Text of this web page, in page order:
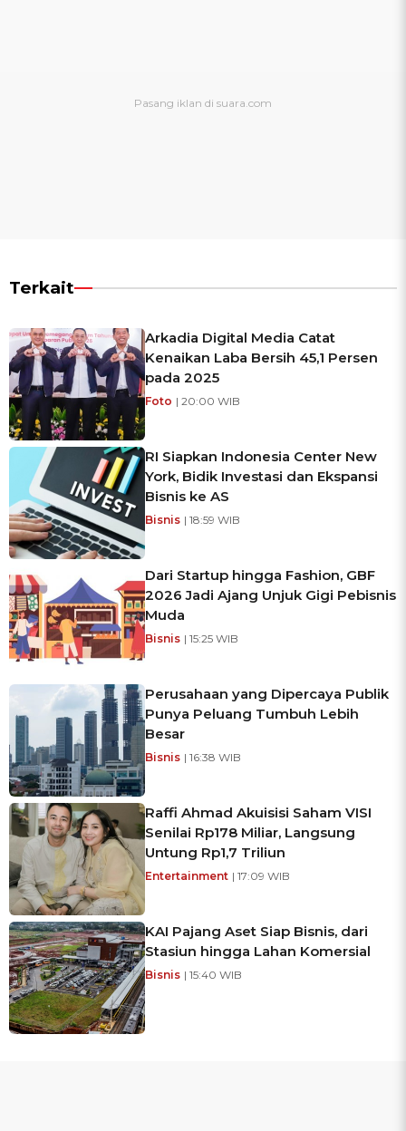
Terkait
Arkadia Digital Media Catat
Kenaikan Laba Bersih 45,1 Persen
pada 2025
Foto | 20:00 WIB
RI Siapkan Indonesia Center New
York, Bidik Investasi dan Ekspansi
Bisnis ke AS
Bisnis | 18:59 WIB
Dari Startup hingga Fashion, GBF
2026 Jadi Ajang Unjuk Gigi Pebisnis
Muda
Bisnis | 15:25 WIB
Perusahaan yang Dipercaya Publik
Punya Peluang Tumbuh Lebih
Besar
Bisnis | 16:38 WIB
Raffi Ahmad Akuisisi Saham VISI
Senilai Rp178 Miliar, Langsung
Untung Rp1,7 Triliun
Entertainment | 17:09 WIB
KAI Pajang Aset Siap Bisnis, dari
Stasiun hingga Lahan Komersial
Bisnis | 15:40 WIB